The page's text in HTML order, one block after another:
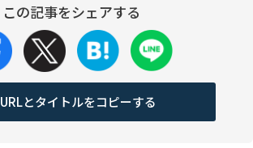
この記事をシェアする
URLとタイトルをコピーする